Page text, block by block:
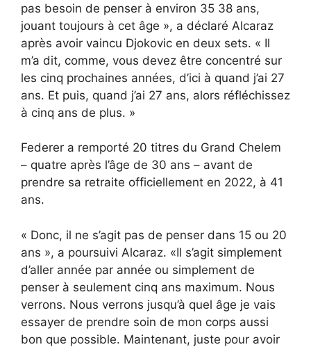
pas besoin de penser à environ 35 38 ans,
jouant toujours à cet âge », a déclaré Alcaraz
après avoir vaincu Djokovic en deux sets. « Il
m’a dit, comme, vous devez être concentré sur
les cinq prochaines années, d’ici à quand j’ai 27
ans. Et puis, quand j’ai 27 ans, alors réfléchissez
à cinq ans de plus. »
Federer a remporté 20 titres du Grand Chelem
– quatre après l’âge de 30 ans – avant de
prendre sa retraite officiellement en 2022, à 41
ans.
« Donc, il ne s’agit pas de penser dans 15 ou 20
ans », a poursuivi Alcaraz. «Il s’agit simplement
d’aller année par année ou simplement de
penser à seulement cinq ans maximum. Nous
verrons. Nous verrons jusqu’à quel âge je vais
essayer de prendre soin de mon corps aussi
bon que possible. Maintenant, juste pour avoir